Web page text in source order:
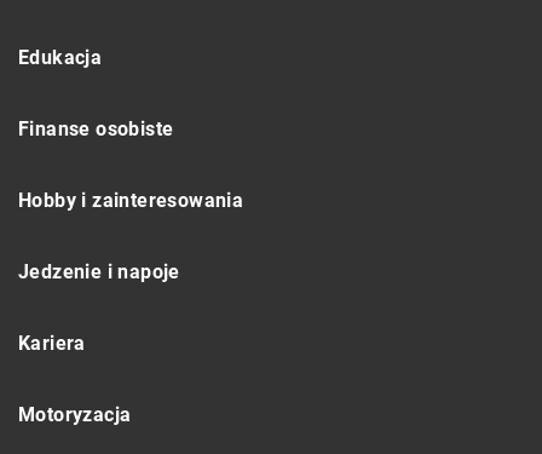
Edukacja
Finanse osobiste
Hobby i zainteresowania
Jedzenie i napoje
Kariera
Motoryzacja